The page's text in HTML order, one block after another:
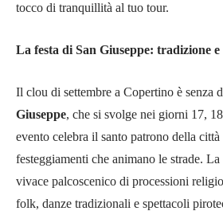
tocco di tranquillità al tuo tour.
La festa di San Giuseppe: tradizione e
Il clou di settembre a Copertino è senza
Giuseppe, che si svolge nei giorni 17,
evento celebra il santo patrono della
festeggiamenti che animano le strade.
vivace palcoscenico di processioni
folk, danze tradizionali e spettacoli